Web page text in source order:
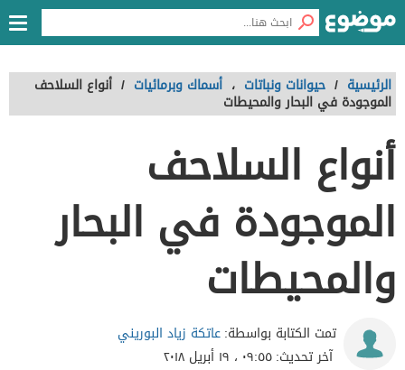
الرئيسية / حيوانات ونباتات ، أسماك وبرمائيات / أنواع السلاحف
الموجودة في البحار والمحيطات
أنواع السلاحف
الموجودة في البحار
والمحيطات
تمت الكتابة بواسطة:عاتكة زياد البوريني
آخر تحديث:٠٩:٥٥ ، ١٩ أبريل ٢٠١٨